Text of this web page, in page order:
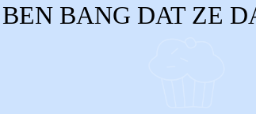
BANG DAT ZE